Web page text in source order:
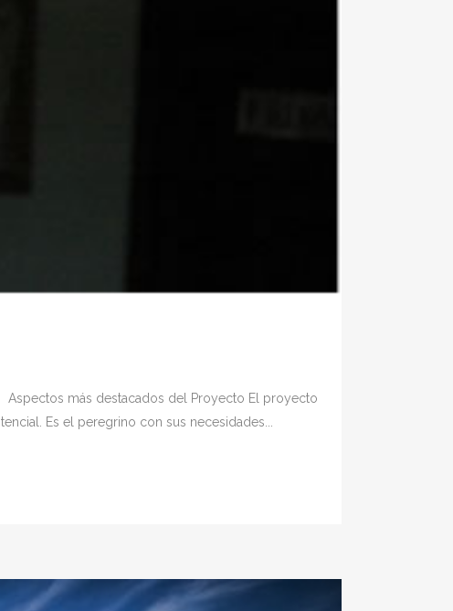
Aspectos más destacados del Proyecto El proyecto
Es el peregrino con sus necesidades...